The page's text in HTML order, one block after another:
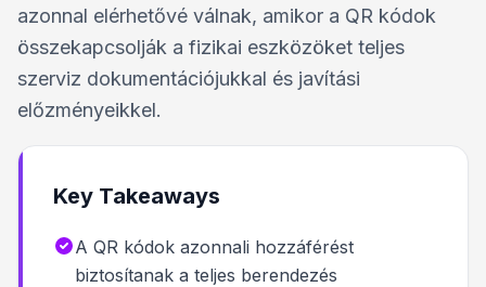
azonnal elérhetővé válnak, amikor a QR kódok
összekapcsolják a fizikai eszközöket teljes
szerviz dokumentációjukkal és javítási
előzményeikkel.
Key Takeaways
A QR kódok azonnali hozzáférést
biztosítanak a teljes berendezés